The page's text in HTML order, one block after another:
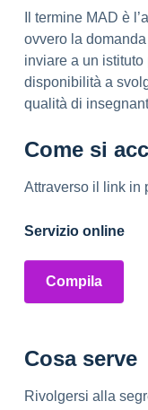
Il termine MAD è
ovvero la
inviare a un
disponibilità a
qualità di
Come si
Attraverso il link in
Servizio online
Compila
Cosa serve
Rivolgersi alla